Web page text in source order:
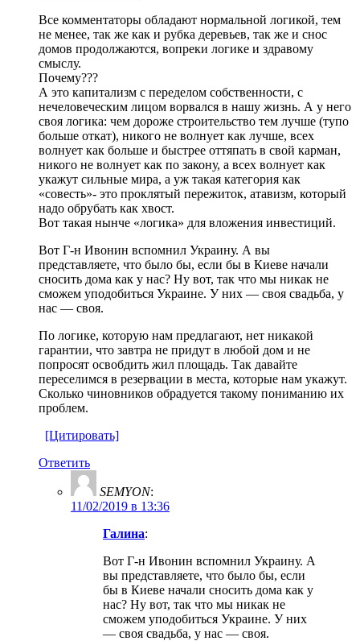
Все комментаторы обладают нормальной логикой, тем
не менее, так же как и рубка деревьев, так же и снос
домов продолжаются, вопреки логике и здравому
смыслу.
Почему???
А это капитализм с переделом собственности, с
нечеловеческим лицом ворвался в нашу жизнь. А у него
своя логика: чем дороже строительство тем лучше (тупо
больше откат), никого не волнует как лучше, всех
волнует как больше и быстрее оттяпать в свой карман,
никого не волнует как по закону, а всех волнует как
укажут сильные мира, а уж такая категория как
«совесть»- это проклятый пережиток, атавизм, который
надо обрубать как хвост.
Вот такая нынче «логика» для вложения инвестиций.
Вот Г-н Ивонин вспомнил Украину. А вы
представляете, что было бы, если бы в Киеве начали
сносить дома как у нас? Ну вот, так что мы никак не
сможем уподобиться Украине. У них — своя свадьба, у
нас — своя.
По логике, которую нам предлагают, нет никакой
гарантии, что завтра не придут в любой дом и не
попросят освобдить жил площадь. Так давайте
переселимся в резервации в места, которые нам укажут.
Сколько чиновников обрадуется такому пониманию их
проблем.
[Цитировать]
Ответить
SEMYON:
11/02/2019 в 13:36
Галина:
Вот Г-н Ивонин вспомнил Украину. А
вы представляете, что было бы, если
бы в Киеве начали сносить дома как у
нас? Ну вот, так что мы никак не
сможем уподобиться Украине. У них
— своя свадьба, у нас — своя.